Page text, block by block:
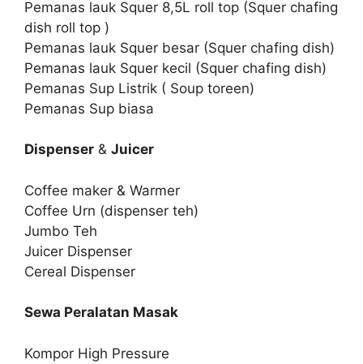
Pemanas lauk Squer 8,5L roll top (Squer chafing
dish roll top )
Pemanas lauk Squer besar (Squer chafing dish)
Pemanas lauk Squer kecil (Squer chafing dish)
Pemanas Sup Listrik ( Soup toreen)
Pemanas Sup biasa
Dispenser & Juicer
Coffee maker & Warmer
Coffee Urn (dispenser teh)
Jumbo Teh
Juicer Dispenser
Cereal Dispenser
Sewa Peralatan Masak
Kompor High Pressure